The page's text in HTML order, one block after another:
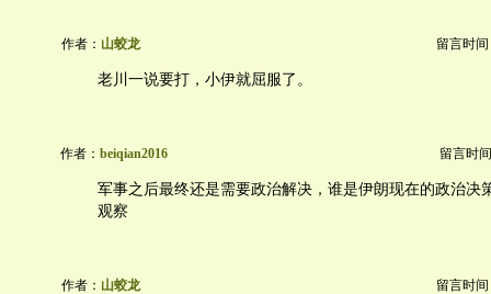
作者： 山蛟龙 留言时间
老川一说要打，小伊就屈服了。
作者： beiqian2016 留言时
军事之后最终还是需要政治解决，谁是伊朗现在的政治决
观察
作者： 山蛟龙 留言时间